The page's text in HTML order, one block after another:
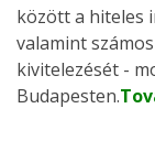
között a hiteles
valamint
kivitelezését -
Budapesten.